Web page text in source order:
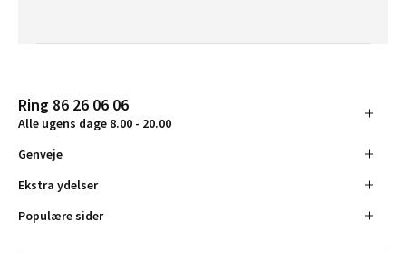
Ring 86 26 06 06
Alle ugens dage 8.00 - 20.00
Genveje
Ekstra ydelser
Populære sider